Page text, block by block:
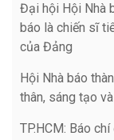
Đại hội Hội Nhà
báo là chiến sĩ
của Đảng
Hội Nhà báo
thân, sáng tạo
TP.HCM: Báo